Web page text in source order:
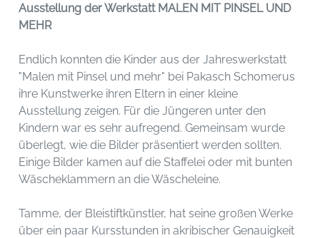
Ausstellung der Werkstatt MALEN MIT PINSEL UND
MEHR
Endlich konnten die Kinder aus der Jahreswerkstatt
"Malen mit Pinsel und mehr" bei Pakasch Schomerus
ihre Kunstwerke ihren Eltern in einer kleine
Ausstellung zeigen. Für die Jüngeren unter den
Kindern war es sehr aufregend. Gemeinsam wurde
überlegt, wie die Bilder präsentiert werden sollten.
Einige Bilder kamen auf die Staffelei oder mit bunten
Wäscheklammern an die Wäscheleine.
Tamme, der Bleistiftkünstler, hat seine großen Werke
über ein paar Kursstunden in akribischer Genauigkeit